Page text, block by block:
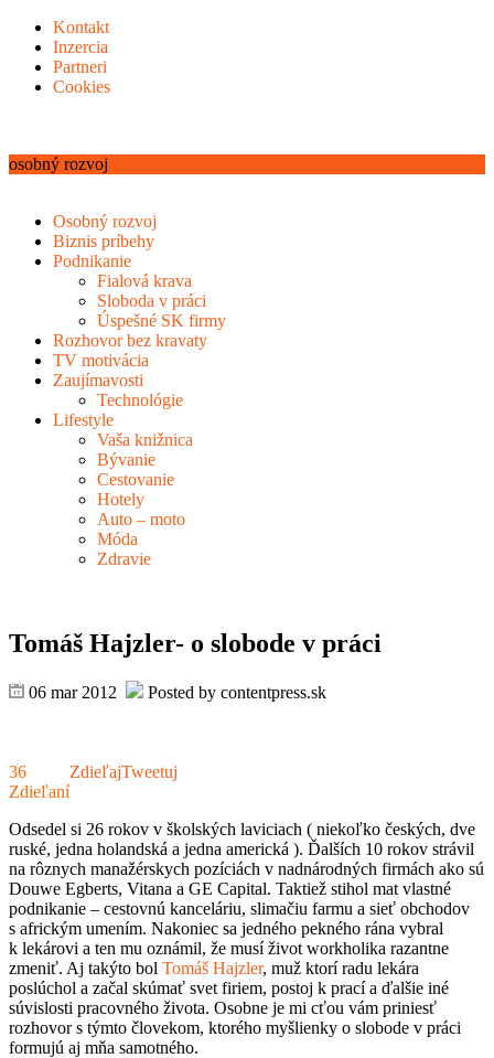
Kontakt
Inzercia
Partneri
Cookies
osobný rozvoj
Osobný rozvoj
Biznis príbehy
Podnikanie
Fialová krava
Sloboda v práci
Úspešné SK firmy
Rozhovor bez kravaty
TV motivácia
Zaujímavosti
Technológie
Lifestyle
Vaša knižnica
Bývanie
Cestovanie
Hotely
Auto – moto
Móda
Zdravie
Tomáš Hajzler- o slobode v práci
06 mar 2012 Posted by contentpress.sk
36
Zdieľaní
ZdieľajTweetuj
Odsedel si 26 rokov v školských laviciach ( niekoľko českých, dve
ruské, jedna holandská a jedna americká ). Ďalších 10 rokov strávil
na rôznych manažérskych pozíciách v nadnárodných firmách ako sú
Douwe Egberts, Vitana a GE Capital. Taktiež stihol mat vlastné
podnikanie – cestovnú kanceláriu, slimačiu farmu a sieť obchodov
s africkým umením. Nakoniec sa jedného pekného rána vybral
k lekárovi a ten mu oznámil, že musí život workholika razantne
zmeniť. Aj takýto bol Tomáš Hajzler, muž ktorí radu lekára
poslúchol a začal skúmať svet firiem, postoj k prací a ďalšie iné
súvislosti pracovného života. Osobne je mi cťou vám priniesť
rozhovor s týmto človekom, ktorého myšlienky o slobode v práci
formujú aj mňa samotného.